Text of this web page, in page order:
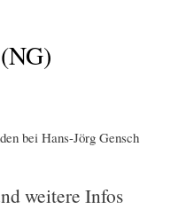
bei Hans-Jörg Gensch
weitere Infos